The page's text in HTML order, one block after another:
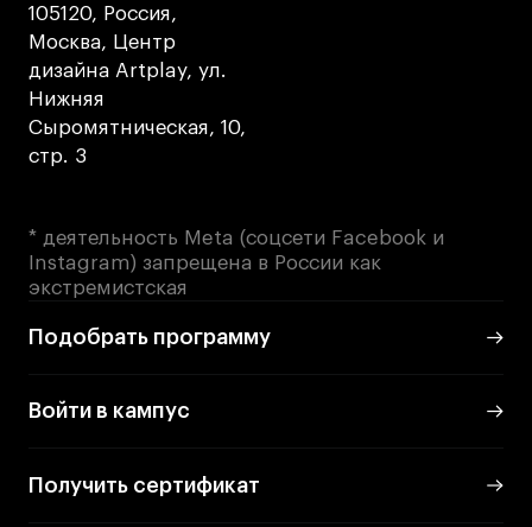
105120, Россия,
Москва, Центр
дизайна Artplay, ул.
Нижняя
Сыромятническая, 10,
стр. 3
* деятельность Meta (соцсети Facebook и
Instagram) запрещена в России как
экстремистская
Подобрать программу
Войти в кампус
Получить сертификат